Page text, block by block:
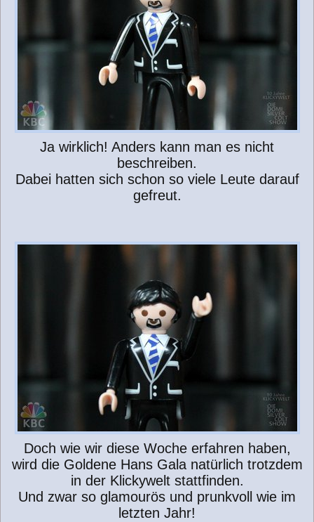
Ja wirklich! Anders kann man es nicht
beschreiben.
Dabei hatten sich schon so viele Leute darauf
gefreut.
Doch wie wir diese Woche erfahren haben,
wird die Goldene Hans Gala natürlich trotzdem
in der Klickywelt stattfinden.
Und zwar so glamourös und prunkvoll wie im
letzten Jahr!